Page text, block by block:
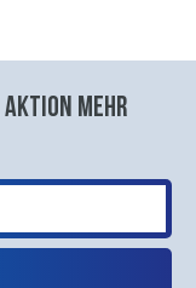
aktion mehr